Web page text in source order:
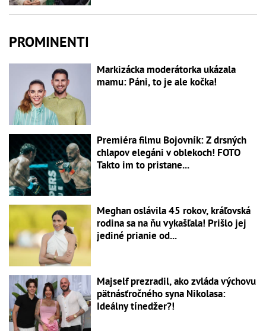
PROMINENTI
Markizácka moderátorka ukázala
mamu: Páni, to je ale kočka!
Premiéra filmu Bojovník: Z drsných
chlapov elegáni v oblekoch! FOTO
Takto im to pristane...
Meghan oslávila 45 rokov, kráľovská
rodina sa na ňu vykašľala! Prišlo jej
jediné prianie od...
Majself prezradil, ako zvláda výchovu
pätnásťročného syna Nikolasa:
Ideálny tínedžer?!